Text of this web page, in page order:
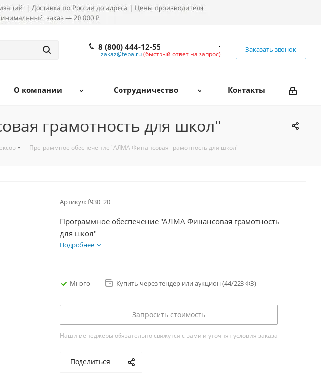
8 (800) 444-12-55
zakaz@feba.ru(быстрый ответ на запрос)
Заказать звонок
О компании Сотрудничество Контакты
грамотность для школ"
- Программное обеспечение "АЛМА Финансовая грамотность для школ"
Артикул:f930_20
Программное обеспечение "АЛМА Финансовая грамотность
для школ"
Подробнее
Много Купить через тендер или аукцион (44/223 ФЗ)
Запросить стоимость
Наши менеджеры обязательно свяжутся с вами и уточнят условия заказа
Поделиться